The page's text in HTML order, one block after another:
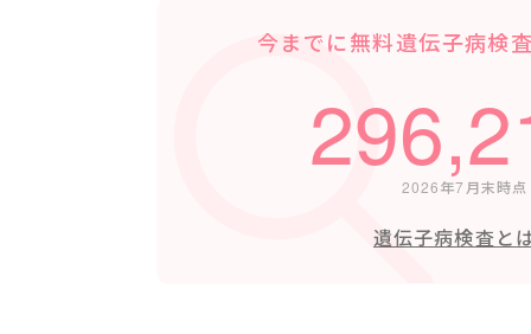
今までに無料遺伝子病検
2026年7月末時点
遺伝子病検査と